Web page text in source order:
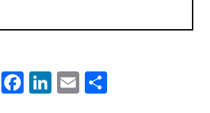
T
F
Li E